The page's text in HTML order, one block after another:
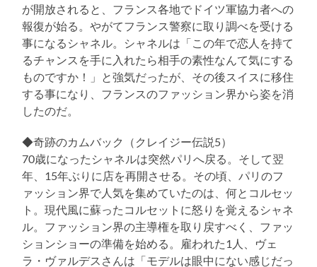
が開放されると、フランス各地でドイツ軍協力者への
報復が始る。やがてフランス警察に取り調べを受ける
事になるシャネル。シャネルは「この年で恋人を持て
るチャンスを手に入れたら相手の素性なんて気にする
ものですか！」と強気だったが、その後スイスに移住
する事になり、フランスのファッション界から姿を消
したのだ。
◆奇跡のカムバック（クレイジー伝説5）
70歳になったシャネルは突然パリへ戻る。そして翌
年、15年ぶりに店を再開させる。その頃、パリのフ
ァッション界で人気を集めていたのは、何とコルセッ
ト。現代風に蘇ったコルセットに怒りを覚えるシャネ
ル。ファッション界の主導権を取り戻すべく、ファッ
ションショーの準備を始める。雇われた1人、ヴェ
ラ・ヴァルデスさんは「モデルは眼中にない感じだっ